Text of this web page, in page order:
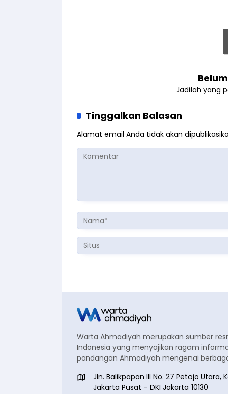
Jadilah yang
Tinggalkan Balasan
Alamat email Anda tidak akan
Warta Ahmadiyah merupakan sumber
Indonesia yang menyajikan ragam
pandangan Ahmadiyah mengenai
Jln. Balikpapan III No. 27 Petojo
Jakarta Pusat – DKI Jakarta 10130